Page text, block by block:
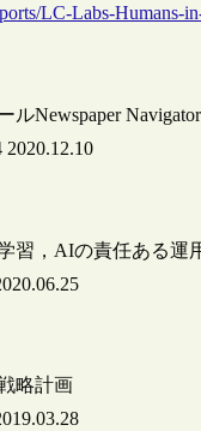
LC-Labs-Humans-
Newspaper
習，AIの責任ある運
略計画